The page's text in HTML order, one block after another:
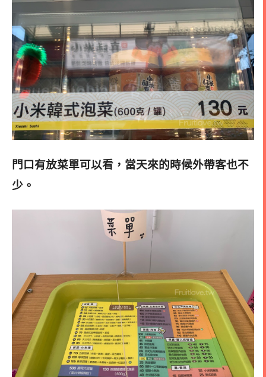
門口有放菜單可以看，當天來的時候外帶客也不
少 。